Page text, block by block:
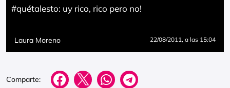
#quétalesto: uy rico, rico pero no!
Laura Moreno 22/08/2011, a las 15:04
Comparte: